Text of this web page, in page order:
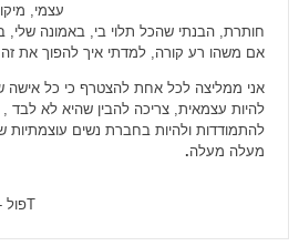
עצמי,
חותרת, הבנתי שהכל תלוי בי, באמונה שלי,
אם משהו רע קורה, למדתי איך להפוך את זה
אני ממליצה לכל אחת להצטרף כי כל אישה
להיות עצמאית, צריכה להבין שהיא לא לבד
להתמודדות ולהיות בחברת נשים עוצמתיות
מעלה מעלה.
Tפול - קליניקה לבריאות מושלמת